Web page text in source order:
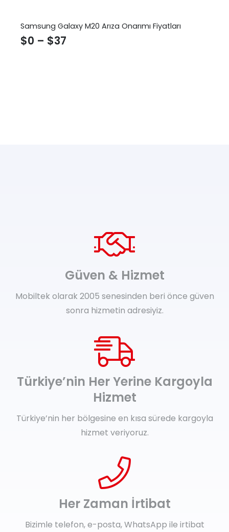
Samsung Galaxy M20 Arıza Onarımı Fiyatları
$0 – $37
Güven & Hizmet
Mobiltek olarak 2005 senesinden beri önce güven
sonra hizmetin adresiyiz.
Türkiye’nin Her Yerine Kargoyla
Hizmet
Türkiye’nin her bölgesine en kısa sürede kargoyla
hizmet veriyoruz.
Her Zaman İrtibat
Bizimle telefon, e-posta, WhatsApp ile irtibat